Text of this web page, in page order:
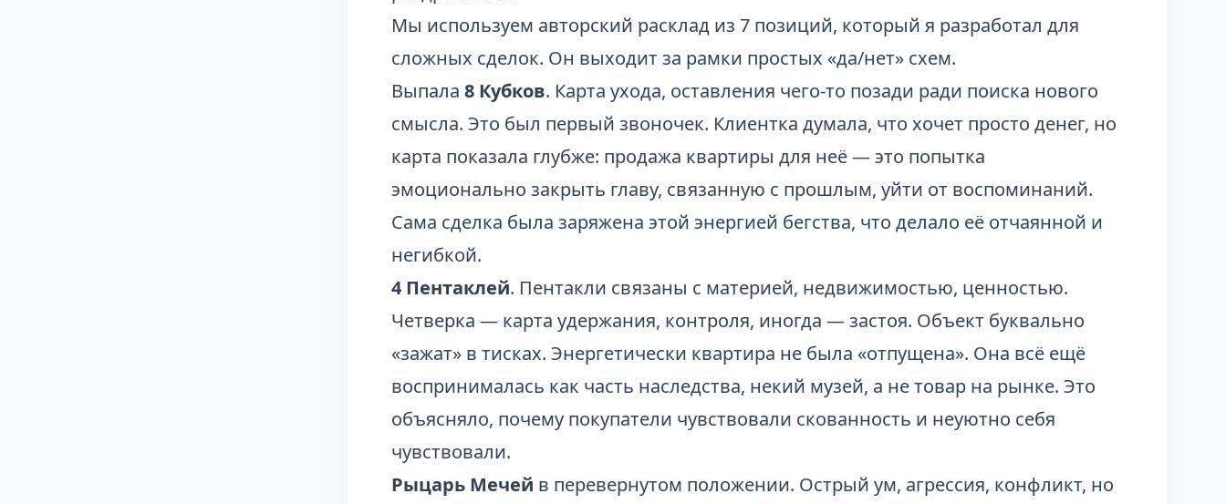
Мы используем авторский расклад из 7 позиций, который я разработал для
сложных сделок. Он выходит за рамки простых «да/нет» схем.
Выпала 8 Кубков. Карта ухода, оставления чего-то позади ради поиска нового
смысла. Это был первый звоночек. Клиентка думала, что хочет просто денег, но
карта показала глубже: продажа квартиры для неё — это попытка
эмоционально закрыть главу, связанную с прошлым, уйти от воспоминаний.
Сама сделка была заряжена этой энергией бегства, что делало её отчаянной и
негибкой.
4 Пентаклей. Пентакли связаны с материей, недвижимостью, ценностью.
Четверка — карта удержания, контроля, иногда — застоя. Объект буквально
«зажат» в тисках. Энергетически квартира не была «отпущена». Она всё ещё
воспринималась как часть наследства, некий музей, а не товар на рынке. Это
объясняло, почему покупатели чувствовали скованность и неуютно себя
чувствовали.
Рыцарь Мечей в перевернутом положении. Острый ум, агрессия, конфликт, но